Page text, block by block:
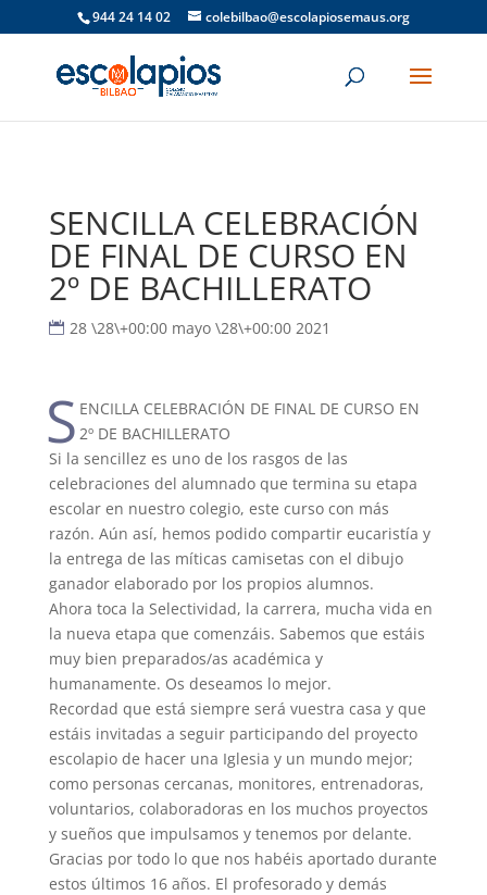
944 24 14 02 colebilbao@escolapiosemaus.org
SENCILLA CELEBRACIÓN
DE FINAL DE CURSO EN
2º DE BACHILLERATO
28 \28\+00:00 mayo \28\+00:00 2021
S ENCILLA CELEBRACIÓN DE FINAL DE CURSO EN
2º DE BACHILLERATO
Si la sencillez es uno de los rasgos de las
celebraciones del alumnado que termina su etapa
escolar en nuestro colegio, este curso con más
razón. Aún así, hemos podido compartir eucaristía y
la entrega de las míticas camisetas con el dibujo
ganador elaborado por los propios alumnos.
Ahora toca la Selectividad, la carrera, mucha vida en
la nueva etapa que comenzáis. Sabemos que estáis
muy bien preparados/as académica y
humanamente. Os deseamos lo mejor.
Recordad que está siempre será vuestra casa y que
estáis invitadas a seguir participando del proyecto
escolapio de hacer una Iglesia y un mundo mejor;
como personas cercanas, monitores, entrenadoras,
voluntarios, colaboradoras en los muchos proyectos
y sueños que impulsamos y tenemos por delante.
Gracias por todo lo que nos habéis aportado durante
estos últimos 16 años. El profesorado y demás